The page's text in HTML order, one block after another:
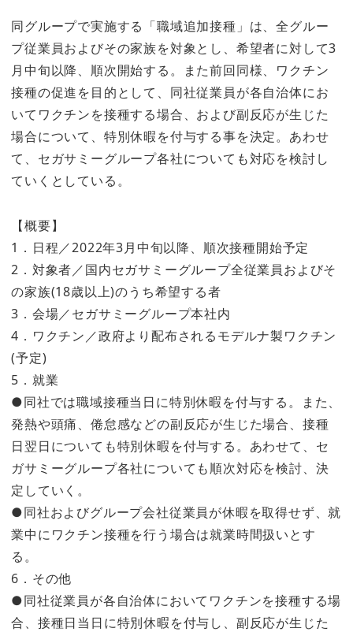
同グループで実施する「職域追加接種」は、全グルー
プ従業員およびその家族を対象とし、希望者に対して3
月中旬以降、順次開始する。また前回同様、ワクチン
接種の促進を目的として、同社従業員が各自治体にお
いてワクチンを接種する場合、および副反応が生じた
場合について、特別休暇を付与する事を決定。あわせ
て、セガサミーグループ各社についても対応を検討し
ていくとしている。
【概要】
1．日程／2022年3月中旬以降、順次接種開始予定
2．対象者／国内セガサミーグループ全従業員およびそ
の家族(18歳以上)のうち希望する者
3．会場／セガサミーグループ本社内
4．ワクチン／政府より配布されるモデルナ製ワクチン
(予定)
5．就業
●同社では職域接種当日に特別休暇を付与する。また、
発熱や頭痛、倦怠感などの副反応が生じた場合、接種
日翌日についても特別休暇を付与する。あわせて、セ
ガサミーグループ各社についても順次対応を検討、決
定していく。
●同社およびグループ会社従業員が休暇を取得せず、就
業中にワクチン接種を行う場合は就業時間扱いとす
る。
6．その他
●同社従業員が各自治体においてワクチンを接種する場
合、接種日当日に特別休暇を付与し、副反応が生じた